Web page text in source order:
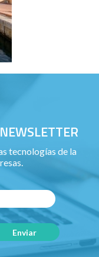
tecnologías de la